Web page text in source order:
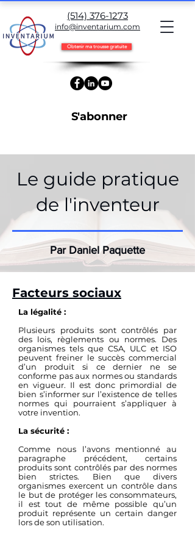
(514) 376-1273
info@inventarium.com
S'abonner
Obtenir ma trousse gratuite
Le guide pratique
de l'inventeur
Par Daniel Paquette
Facteurs sociaux
La légalité :
Plusieurs produits sont contrôlés par
des lois, règlements ou normes. Des
organismes tels que CSA, ULC et ISO
peuvent freiner le succès commercial
d’un produit si ce dernier ne se
conforme pas aux normes ou standards
en vigueur. Il est donc primordial de
bien s’informer sur l’existence de telles
normes qui pourraient s’appliquer à
votre invention.
La sécurité :
Comme nous l’avons mentionné au
paragraphe précédent, certains
produits sont contrôlés par des normes
bien strictes. Bien que divers
organismes exercent un contrôle dans
le but de protéger les consommateurs,
il est tout de même possible qu’un
produit représente un certain danger
lors de son utilisation.